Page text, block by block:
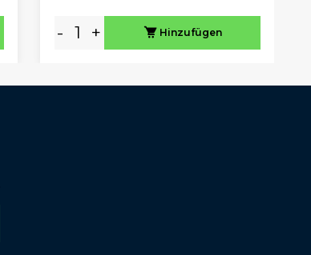
- + Hinzufügen